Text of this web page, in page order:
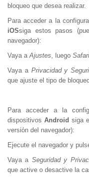
bloqueo que desea realizar.
Para acceder a la
iOSsiga estos pasos
navegador):
Vaya aAjustes, luego Safari
Vaya a Privacidad y
que ajuste el tipo de
Para acceder a la
dispositivos Android siga
versión del navegador):
Ejecute el navegador y
Vaya a Seguridad y
que active o desactive la